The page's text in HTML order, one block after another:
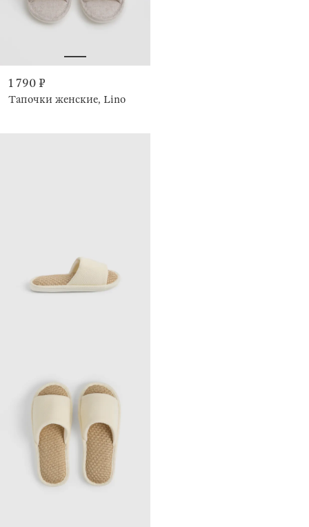
1 790 ₽
Тапочки женские, Lino